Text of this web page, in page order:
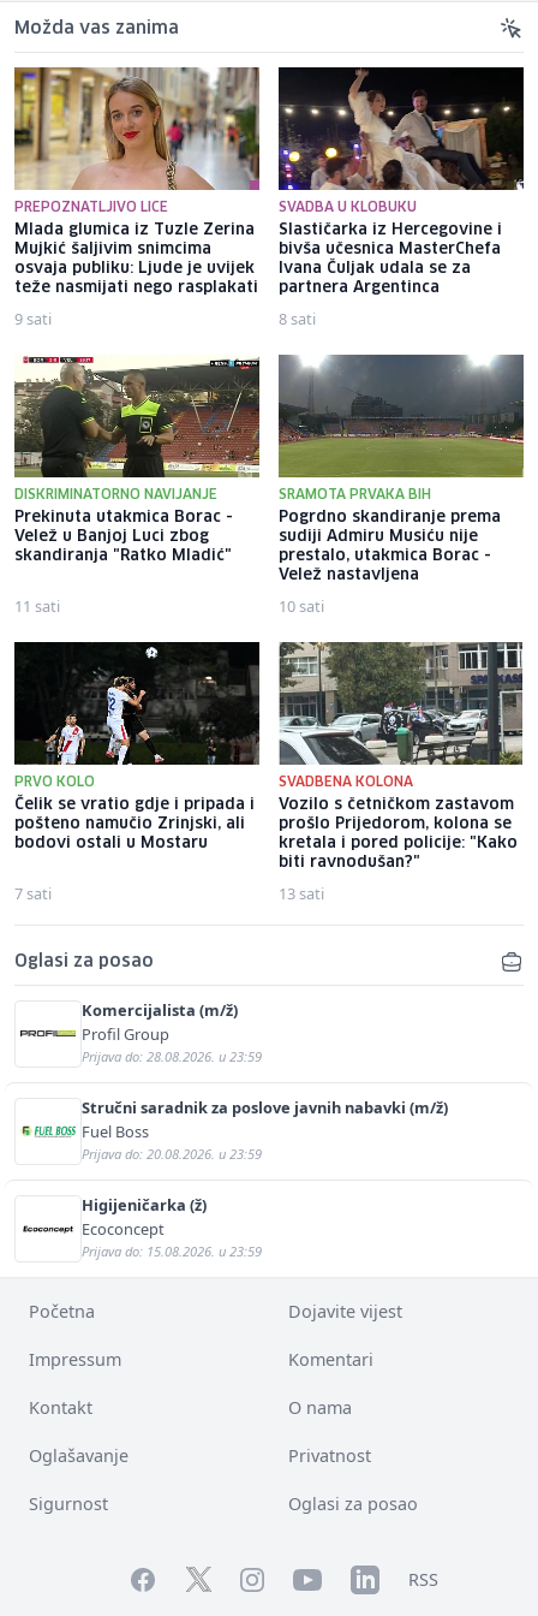
Možda vas zanima
PREPOZNATLJIVO LICE
Mlada glumica iz Tuzle Zerina
Mujkić šaljivim snimcima
osvaja publiku: Ljude je uvijek
teže nasmijati nego rasplakati
9 sati
SVADBA U KLOBUKU
Slastičarka iz Hercegovine i
bivša učesnica MasterChefa
Ivana Čuljak udala se za
partnera Argentinca
8 sati
DISKRIMINATORNO NAVIJANJE
Prekinuta utakmica Borac -
Velež u Banjoj Luci zbog
skandiranja "Ratko Mladić"
11 sati
SRAMOTA PRVAKA BIH
Pogrdno skandiranje prema
sudiji Admiru Musiću nije
prestalo, utakmica Borac -
Velež nastavljena
10 sati
PRVO KOLO
Čelik se vratio gdje i pripada i
pošteno namučio Zrinjski, ali
bodovi ostali u Mostaru
7 sati
SVADBENA KOLONA
Vozilo s četničkom zastavom
prošlo Prijedorom, kolona se
kretala i pored policije: "Kako
biti ravnodušan?"
13 sati
Oglasi za posao
Komercijalista (m/ž)
Profil Group
Prijava do: 28.08.2026. u 23:59
Stručni saradnik za poslove javnih nabavki (m/ž)
Fuel Boss
Prijava do: 20.08.2026. u 23:59
Higijeničarka (ž)
Ecoconcept
Prijava do: 15.08.2026. u 23:59
Početna Dojavite vijest
Impressum Komentari
Kontakt O nama
Oglašavanje Privatnost
Sigurnost Oglasi za posao
FacebookTwitterInstagramYouTubeLinkedInRSS